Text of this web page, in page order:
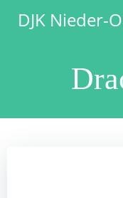
DJK Nieder-